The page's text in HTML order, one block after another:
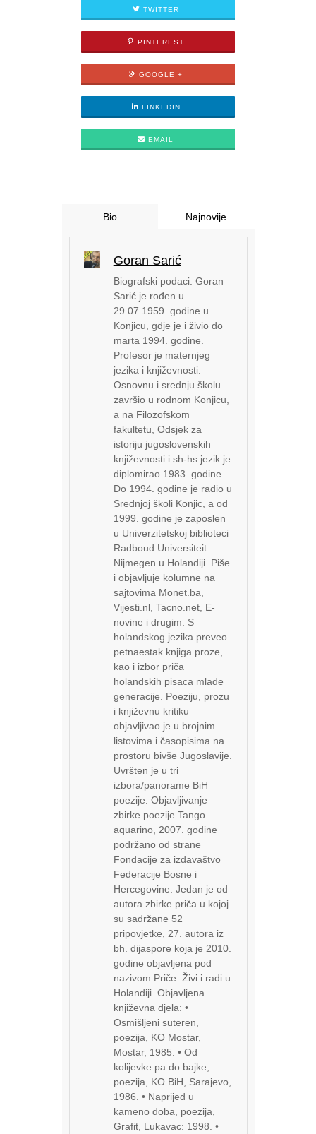
TWITTER
PINTEREST
GOOGLE +
LINKEDIN
EMAIL
Bio Najnovije
Goran Sarić
Biografski podaci: Goran
Sarić je rođen u
29.07.1959. godine u
Konjicu, gdje je i živio do
marta 1994. godine.
Profesor je maternjeg
jezika i književnosti.
Osnovnu i srednju školu
završio u rodnom Konjicu,
a na Filozofskom
fakultetu, Odsjek za
istoriju jugoslovenskih
književnosti i sh-hs jezik je
diplomirao 1983. godine.
Do 1994. godine je radio u
Srednjoj školi Konjic, a od
1999. godine je zaposlen
u Univerzitetskoj biblioteci
Radboud Universiteit
Nijmegen u Holandiji. Piše
i objavljuje kolumne na
sajtovima Monet.ba,
Vijesti.nl, Tacno.net, E-
novine i drugim. S
holandskog jezika preveo
petnaestak knjiga proze,
kao i izbor priča
holandskih pisaca mlađe
generacije. Poeziju, prozu
i književnu kritiku
objavljivao je u brojnim
listovima i časopisima na
prostoru bivše Jugoslavije.
Uvršten je u tri
izbora/panorame BiH
poezije. Objavljivanje
zbirke poezije Tango
aquarino, 2007. godine
podržano od strane
Fondacije za izdavaštvo
Federacije Bosne i
Hercegovine. Jedan je od
autora zbirke priča u kojoj
su sadržane 52
pripovjetke, 27. autora iz
bh. dijaspore koja je 2010.
godine objavljena pod
nazivom Priče. Živi i radi u
Holandiji. Objavljena
književna djela: •
Osmišljeni suteren,
poezija, KO Mostar,
Mostar, 1985. • Od
kolijevke pa do bajke,
poezija, KO BiH, Sarajevo,
1986. • Naprijed u
kameno doba, poezija,
Grafit, Lukavac: 1998. •